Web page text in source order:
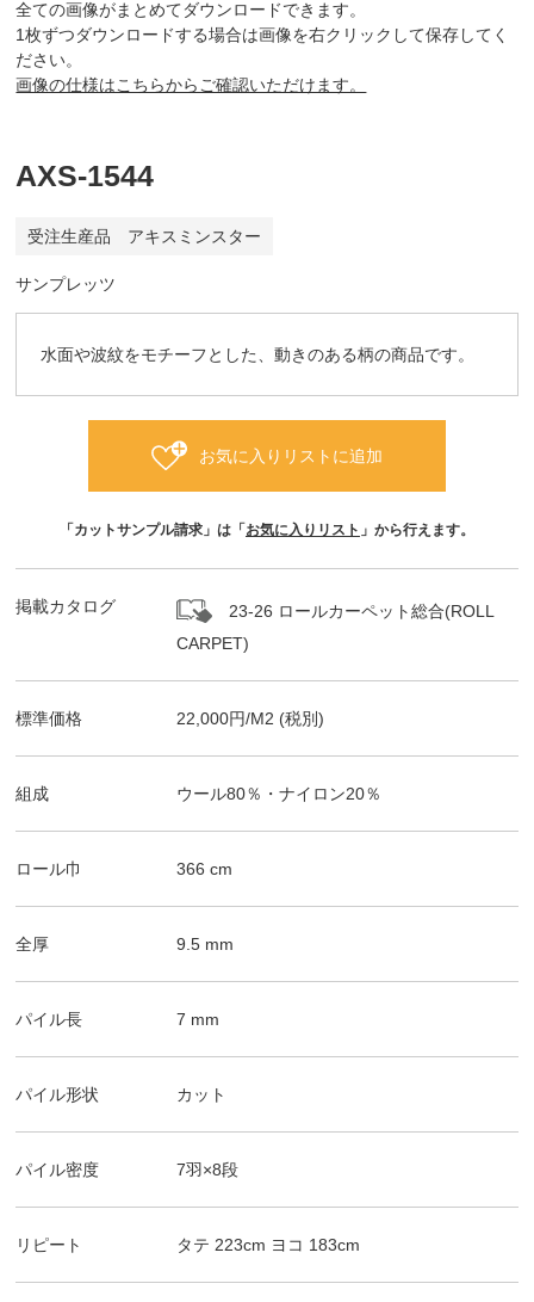
全ての画像がまとめてダウンロードできます。
1枚ずつダウンロードする場合は画像を右クリックして保存してく
ださい。
画像の仕様はこちらからご確認いただけます。
AXS-1544
受注生産品 アキスミンスター
サンプレッツ
水面や波紋をモチーフとした、動きのある柄の商品です。
お気に入りリストに追加
「カットサンプル請求」は「 お気に入りリスト 」から行えます。
掲載カタログ
23-26 ロールカーペット総合(ROLL
CARPET)
標準価格 22,000円/M2 (税別)
組成 ウール80％・ナイロン20％
ロール巾 366 cm
全厚 9.5 mm
パイル長 7 mm
パイル形状 カット
パイル密度 7羽×8段
リピート タテ223cm ヨコ 183cm